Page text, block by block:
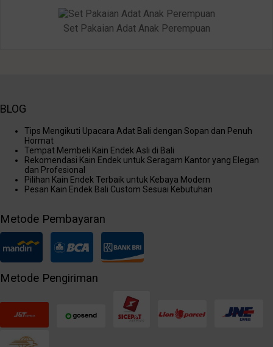
Set Pakaian Adat Anak Perempuan
BLOG
Tips Mengikuti Upacara Adat Bali dengan Sopan dan Penuh
Hormat
Tempat Membeli Kain Endek Asli di Bali
Rekomendasi Kain Endek untuk Seragam Kantor yang Elegan
dan Profesional
Pilihan Kain Endek Terbaik untuk Kebaya Modern
Pesan Kain Endek Bali Custom Sesuai Kebutuhan
Metode Pembayaran
Metode Pengiriman